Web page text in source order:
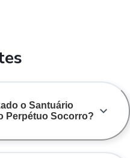
o Santuário
Perpétuo Socorro?